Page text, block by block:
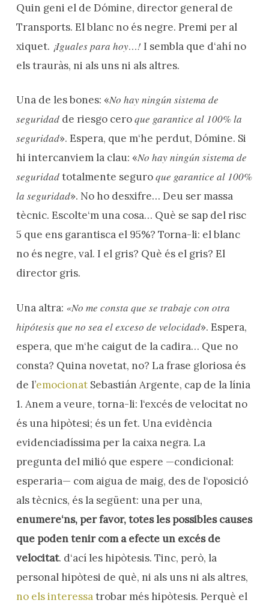
Quin geni el de Dómine, director general de
Transports. El blanc no és negre. Premi per al
xiquet. ¡Iguales para hoy…! I sembla que d‘ahí no
els trauràs, ni als uns ni als altres.
Una de les bones: «No hay ningún sistema de
seguridad de riesgo ceroque garantice al 100% la
seguridad». Espera, que m‘he perdut, Dómine. Si
hi intercanviem la clau: «No hay ningún sistema de
seguridadtotalmente seguroque garantice al 100%
la seguridad». No ho desxifre… Deu ser massa
tècnic. Escolte‘m una cosa… Què se sap del risc
5 que ens garantisca el 95%? Torna-li: el blanc
no és negre, val. I el gris? Què és el gris? El
director gris.
Una altra: «No me consta que se trabaje con otra
hipótesis que no sea el exceso de velocidad». Espera,
espera, que m‘he caigut de la cadira… Que no
consta? Quina novetat, no? La frase gloriosa és
de l’emocionatSebastián Argente, cap de la línia
1. Anem a veure, torna-li: l‘excés de velocitat no
és una hipòtesi; és un fet. Una evidència
evidenciadíssima per la caixa negra. La
pregunta del milió que espere —condicional:
esperaria— com aigua de maig, des de l‘oposició
als tècnics, és la següent: una per una,
enumere‘ns, per favor, totes les possibles causes
que poden tenir com a efecte un excés de
velocitat. d‘ací les hipòtesis. Tinc, però, la
personal hipòtesi de què, ni als uns ni als altres,
no els interessatrobar més hipòtesis. Perquè el